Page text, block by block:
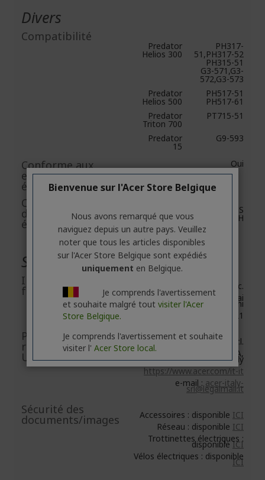
Divers
Compatibilité
Predator
Helios 300
PH317-
51,PH317-52
PH315-51
G3-571,G3-
572,G3-573
Predator
Helios 500
PH517-51
PH517-61
Predator
Triton 700
PT715-51
Predator
15
G9-593
Conforme aux
exigences
écologiques
Oui
Certificat / autorité
de conformité
écologique
RoHS
REACH
Sécurité générale des produits
Informations du
fabricant
Acer Inc.
8F, No. 88, Section 1, Xin Tai
5th Road, Xizhi
New Taipei City 221
Personne
responsable
UE/Importateur UE
Acer Italy S.r.l.
Viale delle Industrie 1/A,
20044 Arese (MI), Italy
https://www.acer.com/it-it
e-mail :acer-italy-
srl@legalmail.it
Sécurité des
documents/images Accessoires : disponible ICI
Réseau : disponible ICI
Trottinettes électriques :
disponibleICI
Vélos électriques : disponible
ICI
Bienvenue sur l'Acer Store Belgique
Nous avons remarqué que vous
naviguez depuis un autre pays. Veuillez
noter que tous les articles disponibles
sur l'Acer Store Belgique sont expédiés
uniquement en Belgique.
Je comprends l'avertissement
et souhaite malgré tout visiter l'Acer
Store Belgique.
Je comprends l'avertissement et souhaite
visiter l' Acer Store local.